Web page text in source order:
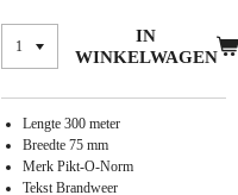
IN
WINKELWAGEN
Lengte 300 meter
Breedte 75 mm
Merk Pikt-O-Norm
Tekst Brandweer